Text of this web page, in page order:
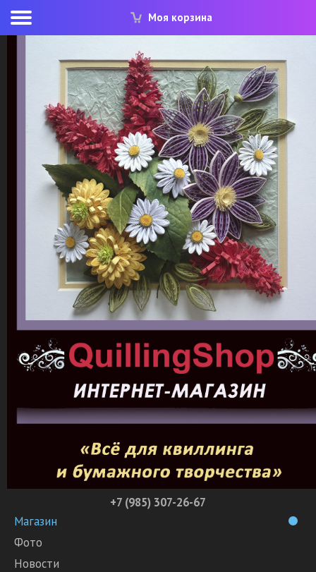
Моя корзина
+7 (985) 307-26-67
Магазин
Фото
Новости